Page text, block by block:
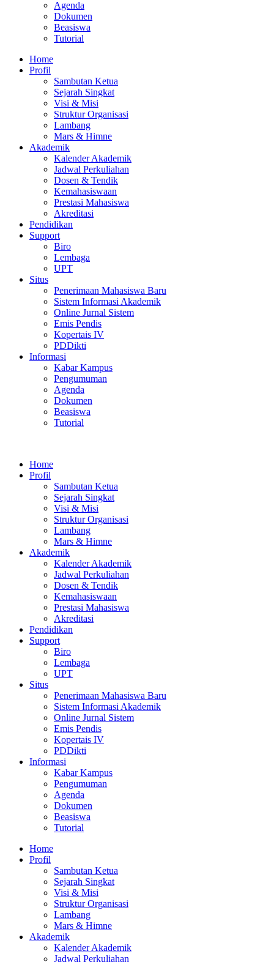
Agenda
Dokumen
Beasiswa
Tutorial
Home
Profil
Sambutan Ketua
Sejarah Singkat
Visi & Misi
Struktur Organisasi
Lambang
Mars & Himne
Akademik
Kalender Akademik
Jadwal Perkuliahan
Dosen & Tendik
Kemahasiswaan
Prestasi Mahasiswa
Akreditasi
Pendidikan
Support
Biro
Lembaga
UPT
Situs
Penerimaan Mahasiswa Baru
Sistem Informasi Akademik
Online Jurnal Sistem
Emis Pendis
Kopertais IV
PDDikti
Informasi
Kabar Kampus
Pengumuman
Agenda
Dokumen
Beasiswa
Tutorial
Home
Profil
Sambutan Ketua
Sejarah Singkat
Visi & Misi
Struktur Organisasi
Lambang
Mars & Himne
Akademik
Kalender Akademik
Jadwal Perkuliahan
Dosen & Tendik
Kemahasiswaan
Prestasi Mahasiswa
Akreditasi
Pendidikan
Support
Biro
Lembaga
UPT
Situs
Penerimaan Mahasiswa Baru
Sistem Informasi Akademik
Online Jurnal Sistem
Emis Pendis
Kopertais IV
PDDikti
Informasi
Kabar Kampus
Pengumuman
Agenda
Dokumen
Beasiswa
Tutorial
Home
Profil
Sambutan Ketua
Sejarah Singkat
Visi & Misi
Struktur Organisasi
Lambang
Mars & Himne
Akademik
Kalender Akademik
Jadwal Perkuliahan